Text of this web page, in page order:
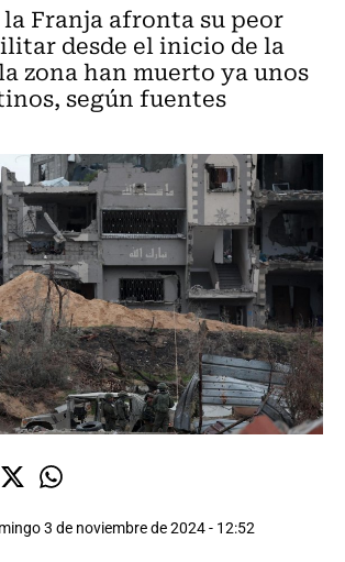
Franja afronta su peor
desde el inicio de la
zona han muerto ya unos
según fuentes
3 de noviembre de 2024 - 12:52